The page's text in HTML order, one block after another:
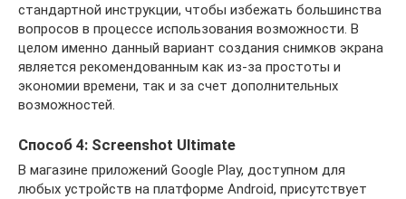
стандартной инструкции, чтобы избежать большинства
вопросов в процессе использования возможности. В
целом именно данный вариант создания снимков экрана
является рекомендованным как из-за простоты и
экономии времени, так и за счет дополнительных
возможностей.
Способ 4: Screenshot Ultimate
В магазине приложений Google Play, доступном для
любых устройств на платформе Android, присутствует